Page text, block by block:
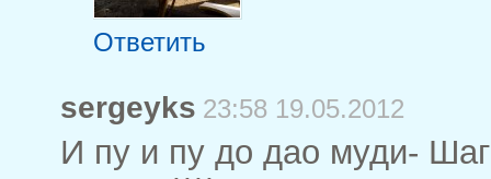
Ответить
sergeyks 23:58 19.05.2012
И пу и пу до дао муди-